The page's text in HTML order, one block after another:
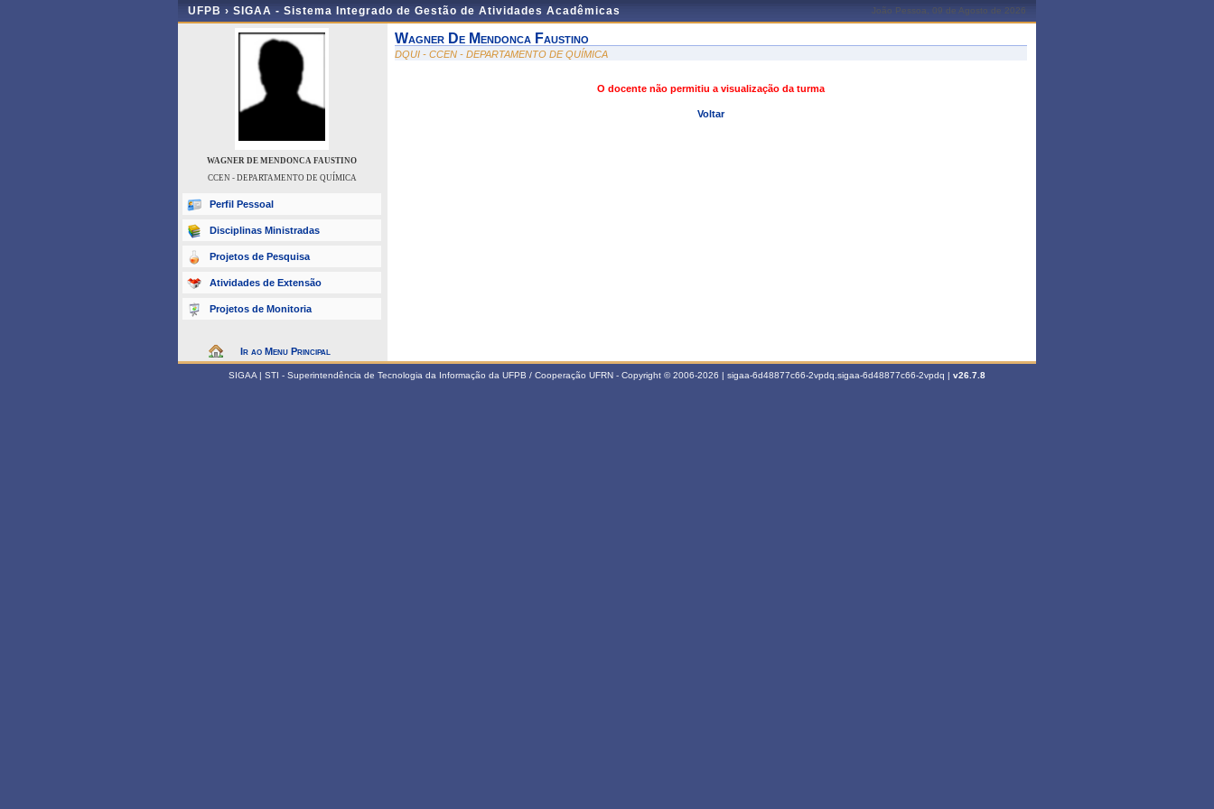
UFPB › SIGAA - Sistema Integrado de Gestão de Atividades Acadêmicas João Pessoa, 09 de Agosto de 2026
WAGNER DE MENDONCA FAUSTINO
CCEN - DEPARTAMENTO DE QUÍMICA
Perfil Pessoal
Disciplinas Ministradas
Projetos de Pesquisa
Atividades de Extensão
Projetos de Monitoria
Ir ao Menu Principal
Wagner De Mendonca Faustino
DQUI - CCEN - DEPARTAMENTO DE QUÍMICA
O docente não permitiu a visualização da turma
Voltar
SIGAA | STI - Superintendência de Tecnologia da Informação da UFPB / Cooperação UFRN - Copyright © 2006-2026 | sigaa-6d48877c66-2vpdq.sigaa-6d48877c66-2vpdq | v26.7.8